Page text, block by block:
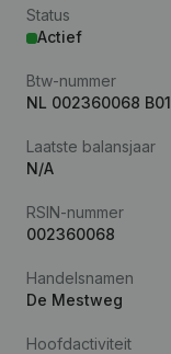
Status
Actief
Btw-nummer
NL 002360068 B01
Laatste balansjaar
N/A
RSIN-nummer
002360068
Handelsnamen
De Mestweg
Hoofdactiviteit